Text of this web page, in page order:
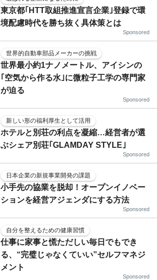
東京都｢HTT取組推進宣言企業｣登録で環
境配慮時代を勝ち抜く具体策とは
Sponsored
世界的自動車部品メーカーの挑戦
世界最小約1ナノメートル、アイシンの
｢空気から作る水｣に微粒子工学の専門家
が迫る
Sponsored
新しい形の福利厚生として活用
ホテルと別荘の利点を凝縮…経営者が選
ぶシェア別荘｢GLAMDAY STYLE｣
Sponsored
日本企業の新規事業開発の課題
小手先の協業を脱却！オープンイノベー
ションを経営アジェンダにする方法
Sponsored
自分を整えるための健康習慣
仕事に家事と慌ただしい毎日でもでき
る、“完璧じゃなくていい”セルフマネジ
メント
Sponsored